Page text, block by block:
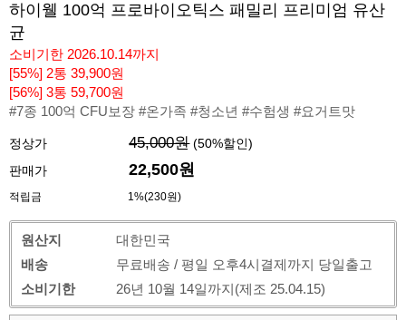
하이웰 100억 프로바이오틱스 패밀리 프리미엄 유산
균
소비기한 2026.10.14까지
[55%] 2통 39,900원
[56%] 3통 59,700원
#7종 100억 CFU보장 #온가족 #청소년 #수험생 #요거트맛
정상가 45,000원 (50%할인)
판매가
22,500원
적립금 1%(230원)
원산지
대한민국
배송
무료배송 / 평일 오후4시결제까지 당일출고
소비기한
26년 10월 14일까지(제조 25.04.15)